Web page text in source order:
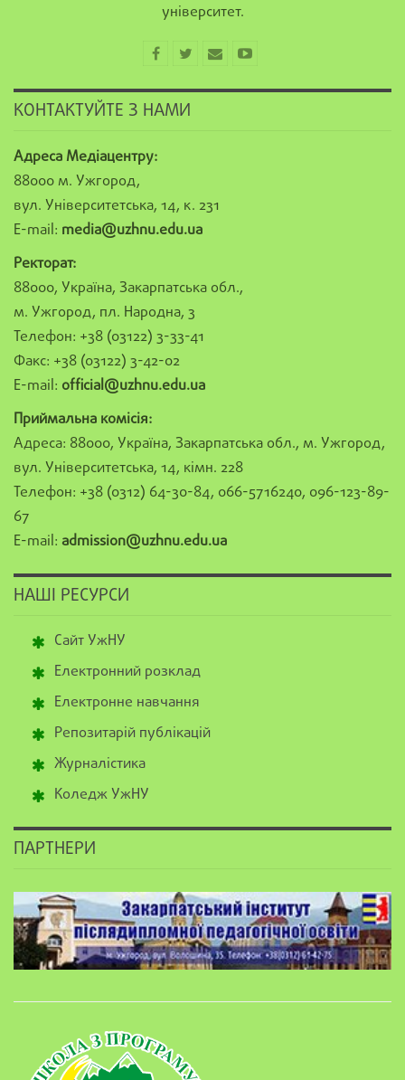
університет.
КОНТАКТУЙТЕ З НАМИ
Адреса Медіацентру:
88000 м. Ужгород,
вул. Університетська, 14, к. 231
E-mail: media@uzhnu.edu.ua
Ректорат:
88000, Україна, Закарпатська обл.,
м. Ужгород, пл. Народна, 3
Телефон: +38 (03122) 3-33-41
Факс: +38 (03122) 3-42-02
E-mail: official@uzhnu.edu.ua
Приймальна комісія:
Адреса: 88000, Україна, Закарпатська обл., м. Ужгород,
вул. Університетська, 14, кімн. 228
Телефон: +38 (0312) 64-30-84, 066-5716240, 096-123-89-
67
E-mail: admission@uzhnu.edu.ua
НАШІ РЕСУРСИ
Сайт УжНУ
Електронний розклад
Електронне навчання
Репозитарій публікацій
Журналістика
Коледж УжНУ
ПАРТНЕРИ